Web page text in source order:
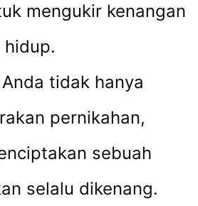
mengukir kenangan
hidup.
tidak hanya
pernikahan,
sebuah
selalu dikenang.